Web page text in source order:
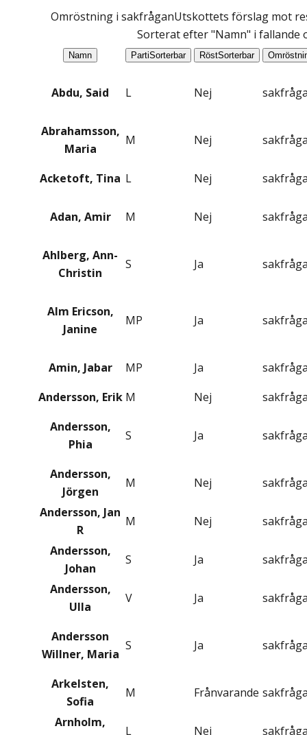
Omröstning i sakfråganUtskottets förslag mot
Sorterat efter "Namn" i fallande
Namn PartiSorterbar RöstSorterbar
Abdu, Said L Nej
Abrahamsson,
Maria
M Nej
Acketoft, Tina L Nej
Adan, Amir M Nej
Ahlberg, Ann-
Christin
S Ja
Alm Ericson,
Janine
MP Ja
Amin, Jabar MP Ja
Andersson, Erik M Nej
Andersson,
Phia
S Ja
Andersson,
Jörgen
M Nej
Andersson, Jan
R
M Nej
Andersson,
Johan
S Ja
Andersson,
Ulla
V Ja
Andersson
Willner, Maria
S Ja
Arkelsten,
Sofia
M Frånvarande
Arnholm,
L Nej